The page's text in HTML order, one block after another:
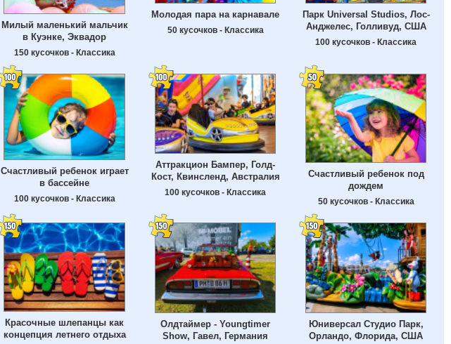
Милый маленький мальчик
в Куэнке, Эквадор
150 кусочков - Классика
Молодая пара на карнавале
50 кусочков - Классика
Парк Universal Studios, Лос-
Анджелес, Голливуд, США
100 кусочков - Классика
Счастливый ребенок играет
в бассейне
100 кусочков - Классика
Аттракцион Бампер, Голд-
Кост, Квинсленд, Австралия
100 кусочков - Классика
Счастливый ребенок под
дождем
50 кусочков - Классика
Красочные шлепанцы как
концепция летнего отдыха
Олдтаймер - Youngtimer
Show, Гавел, Германия
Юниверсал Студио Парк,
Орландо, Флорида, США